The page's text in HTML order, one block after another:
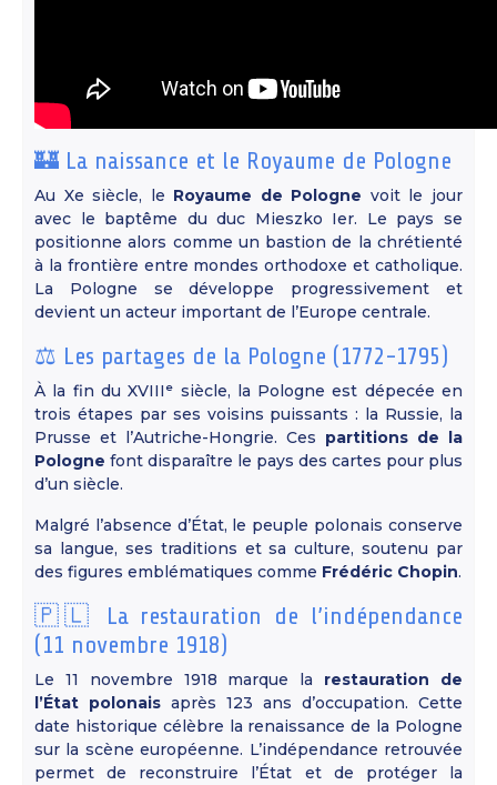
🏰 La naissance et le Royaume de Pologne
Au Xe siècle, le Royaume de Pologne voit le jour
avec le baptême du duc Mieszko Ier. Le pays se
positionne alors comme un bastion de la chrétienté
à la frontière entre mondes orthodoxe et catholique.
La Pologne se développe progressivement et
devient un acteur important de l’Europe centrale.
⚖️ Les partages de la Pologne (1772-1795)
À la fin du XVIIIᵉ siècle, la Pologne est dépecée en
trois étapes par ses voisins puissants : la Russie, la
Prusse et l’Autriche-Hongrie. Ces partitions de la
Pologne font disparaître le pays des cartes pour plus
d’un siècle.
Malgré l’absence d’État, le peuple polonais conserve
sa langue, ses traditions et sa culture, soutenu par
des figures emblématiques comme Frédéric Chopin.
🇵🇱 La restauration de l’indépendance
(11 novembre 1918)
Le 11 novembre 1918 marque la restauration de
l’État polonais après 123 ans d’occupation. Cette
date historique célèbre la renaissance de la Pologne
sur la scène européenne. L’indépendance retrouvée
permet de reconstruire l’État et de protéger la